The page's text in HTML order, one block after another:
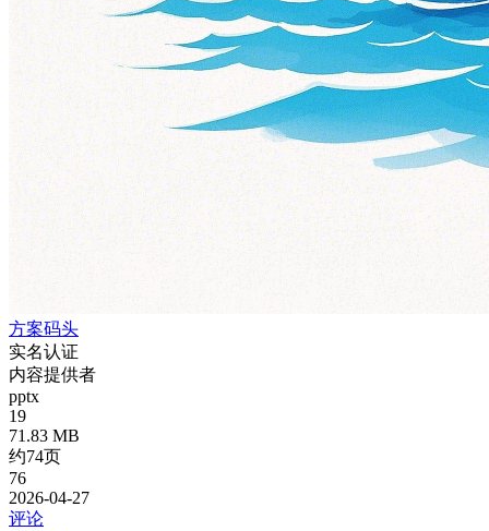
方案码头
实名认证
内容提供者
pptx
19
71.83 MB
约74页
76
2026-04-27
评论